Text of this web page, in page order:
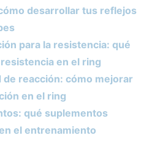
desarrollar tus reflejos
para la resistencia: qué
en el ring
de reacción: cómo mejorar
en el ring
qué suplementos
el entrenamiento